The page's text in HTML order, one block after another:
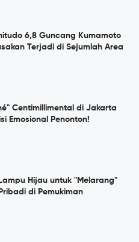
6,8 Guncang Kumamoto
Terjadi di Sejumlah Area
Centimillimental di Jakarta
Emosional Penonton!
Hijau untuk "Melarang"
di Pemukiman